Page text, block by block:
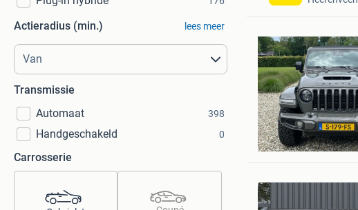
Actieradius (min.) lees meer
Transmissie
Automaat
398
Handgeschakeld 0
Carrosserie
Ferry
Rotterdam